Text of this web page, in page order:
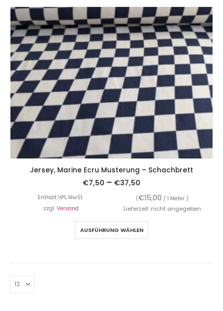
Jersey, Marine Ecru Musterung – Schachbrett
€7,50 – €37,50
Enthält 19% MwSt. (€15,00 / 1 Meter )
zzgl. Versand Lieferzeit: nicht angegeben
AUSFÜHRUNG WÄHLEN